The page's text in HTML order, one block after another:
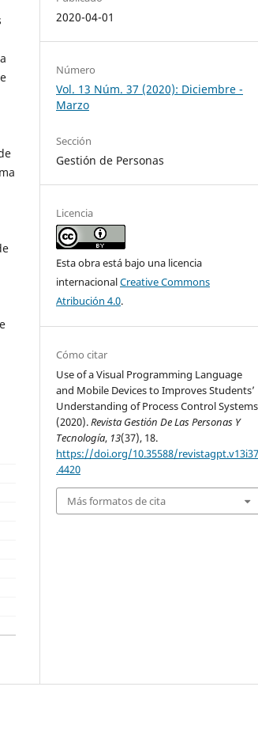
2020-04-01
Número
Vol. 13 Núm. 37 (2020): Diciembre -
Marzo
Sección
Gestión de Personas
Licencia
Esta obra está bajo una licencia
internacionalCreative Commons
Atribución 4.0.
Cómo citar
Use of a Visual Programming Language
and Mobile Devices to Improves Students’
Understanding of Process Control
(2020).Revista Gestión De Las Personas Y
Tecnología, 13(37), 18.
https://doi.org/10.35588/revistagpt.v13i37
.4420
Más formatos de cita